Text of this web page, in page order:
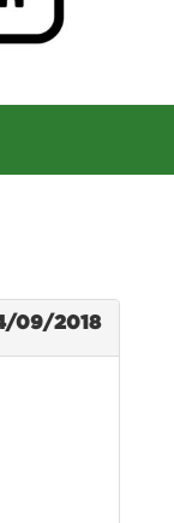
09/2018